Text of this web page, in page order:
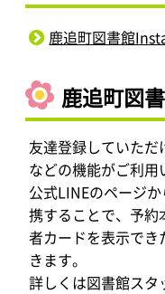
鹿追町図書館
鹿追町図
友達登録していた
などの機能がご利用
公式LINEのページ
携することで、予
者カードを表示で
きます。
詳しくは図書館スタ